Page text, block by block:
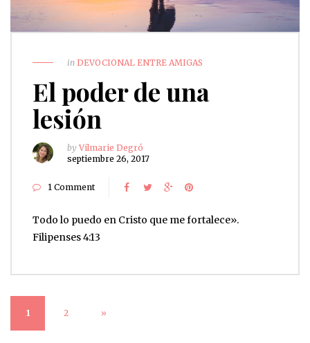
in DEVOCIONAL ENTRE AMIGAS
El poder de una
lesión
by Vilmarie Degró
septiembre 26, 2017
1 Comment
Todo lo puedo en Cristo que me fortalece».
Filipenses 4:13
1 2 »